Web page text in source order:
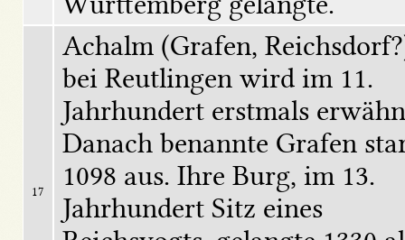
17
Achalm (Grafen,
bei Reutlingen wird im 11.
Jahrhundert erstmals
Danach benannte Grafen
1098 aus. Ihre Burg, im 13.
Jahrhundert Sitz eines